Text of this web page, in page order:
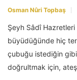
Osman Nûri Topbaş
Şeyh Sâdî
büyüdüğünde hiç
çubuğu istediğin
doğrultmak için,